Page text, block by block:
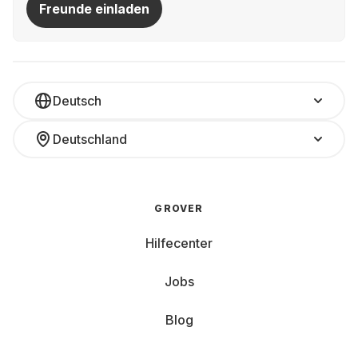
Freunde einladen
Deutsch
Deutschland
GROVER
Hilfecenter
Jobs
Blog